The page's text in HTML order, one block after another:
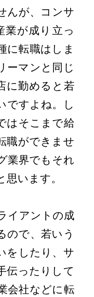
んが、コンサ
業が成り立っ
に転職はしま
ーマンと同じ
に勤めると若
ですよね。し
はそこまで給
職ができませ
業界でもそれ
います。
イアントの成
ので、若いう
をしたり、サ
伝ったりして
会社などに転